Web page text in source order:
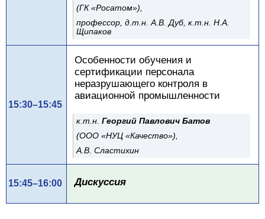
(ГК «Росатом»),
профессор, д.т.н. А.В. Дуб, к.т.н. Н.А.
Щипаков
15:30–15:45
Особенности обучения и
сертификации персонала
неразрушающего контроля в
авиационной промышленности
к.т.н. Георгий Павлович Батов
(ООО «НУЦ «Качество»),
А.В. Сластихин
15:45–16:00 Дискуссия